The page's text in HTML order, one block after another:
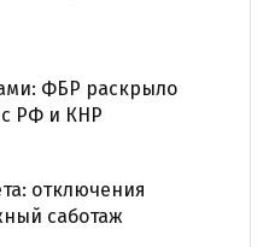
ФБР раскрыло
РФ и КНР
отключения
саботаж